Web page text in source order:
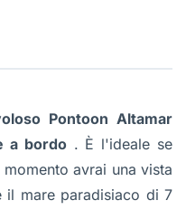
Pontoon Altamar
a bordo. È l'ideale se
avrai una vista
il mare paradisiaco di 7